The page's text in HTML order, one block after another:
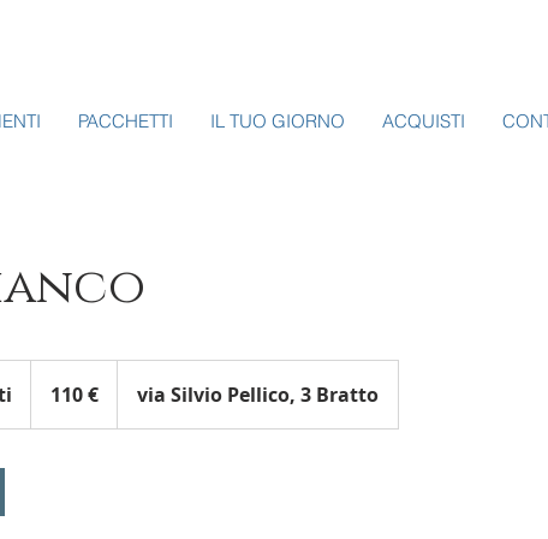
PACCHETTI IL TUO GIORNO ACQUISTI
o
110 € via Silvio Pellico, 3 Bratto